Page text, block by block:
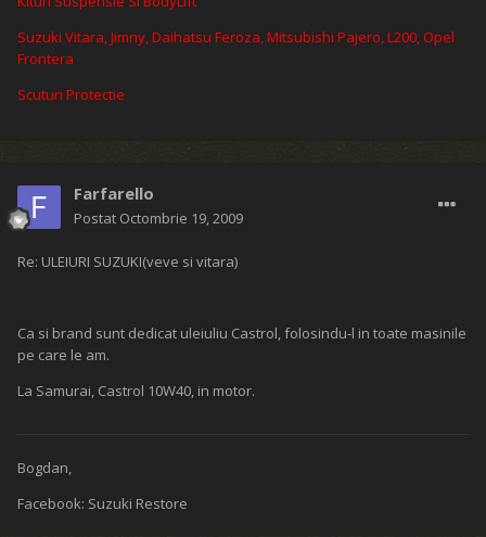
Suzuki Vitara, Jimny, Daihatsu Feroza, Mitsubishi Pajero, L200, Opel
Frontera
Scuturi Protectie
Farfarello
Postat Octombrie 19, 2009
Re: ULEIURI SUZUKI(veve si vitara)
Ca si brand sunt dedicat uleiuliu Castrol, folosindu-l in toate masinile
pe care le am.
La Samurai, Castrol 10W40, in motor.
Bogdan,
Facebook: Suzuki Restore